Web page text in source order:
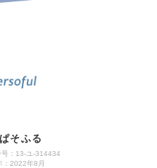
そふる
号：13-ユ-314434
：2022年8月